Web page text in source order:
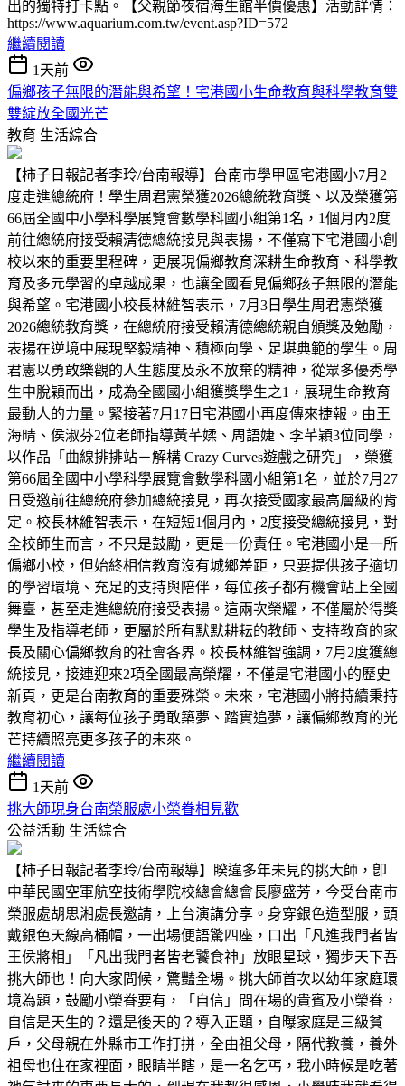
出的獨特打卡點。【父親節夜宿海生館半價優惠】活動詳情：
https://www.aquarium.com.tw/event.asp?ID=572
繼續閱讀
1天前
偏鄉孩子無限的潛能與希望！宅港國小生命教育與科學教育雙
雙綻放全國光芒
教育 生活綜合
【柿子日報記者李玲/台南報導】台南市學甲區宅港國小7月2
度走進總統府！學生周君憲榮獲2026總統教育獎、以及榮獲第
66屆全國中小學科學展覽會數學科國小組第1名，1個月內2度
前往總統府接受賴清德總統接見與表揚，不僅寫下宅港國小創
校以來的重要里程碑，更展現偏鄉教育深耕生命教育、科學教
育及多元學習的卓越成果，也讓全國看見偏鄉孩子無限的潛能
與希望。宅港國小校長林維智表示，7月3日學生周君憲榮獲
2026總統教育獎，在總統府接受賴清德總統親自頒獎及勉勵，
表揚在逆境中展現堅毅精神、積極向學、足堪典範的學生。周
君憲以勇敢樂觀的人生態度及永不放棄的精神，從眾多優秀學
生中脫穎而出，成為全國國小組獲獎學生之1，展現生命教育
最動人的力量。緊接著7月17日宅港國小再度傳來捷報。由王
海晴、侯淑芬2位老師指導黃芊媃、周語婕、李芊穎3位同學，
以作品「曲線排排站－解構 Crazy Curves遊戲之研究」，榮獲
第66屆全國中小學科學展覽會數學科國小組第1名，並於7月27
日受邀前往總統府參加總統接見，再次接受國家最高層級的肯
定。校長林維智表示，在短短1個月內，2度接受總統接見，對
全校師生而言，不只是鼓勵，更是一份責任。宅港國小是一所
偏鄉小校，但始終相信教育沒有城鄉差距，只要提供孩子適切
的學習環境、充足的支持與陪伴，每位孩子都有機會站上全國
舞臺，甚至走進總統府接受表揚。這兩次榮耀，不僅屬於得獎
學生及指導老師，更屬於所有默默耕耘的教師、支持教育的家
長及關心偏鄉教育的社會各界。校長林維智強調，7月2度獲總
統接見，接連迎來2項全國最高榮耀，不僅是宅港國小的歷史
新頁，更是台南教育的重要殊榮。未來，宅港國小將持續秉持
教育初心，讓每位孩子勇敢築夢、踏實追夢，讓偏鄉教育的光
芒持續照亮更多孩子的未來。
繼續閱讀
1天前
挑大師現身台南榮服處小榮眷相見歡
公益活動 生活綜合
【柿子日報記者李玲/台南報導】睽違多年未見的挑大師，卽
中華民國空軍航空技術學院校總會總會長廖盛芳，今受台南市
榮服處胡思湘處長邀請，上台演講分享。身穿銀色造型服，頭
戴銀色天線高桶帽，一出場便語驚四座，口出「凡進我門者皆
王侯將相」「凡出我門者皆老饕食神」放眼星球，獨步天下吾
挑大師也！向大家問候，驚豔全場。挑大師首次以幼年家庭環
境為題，鼓勵小榮眷要有，「自信」問在場的貴賓及小榮眷，
自信是天生的？還是後天的？導入正題，自曝家庭是三級貧
戶，父母親在外縣市工作打拼，全由祖父母，隔代教養，養外
祖母也住在家裡面，眼睛半瞎，是一名乞丐，我小時候是吃著